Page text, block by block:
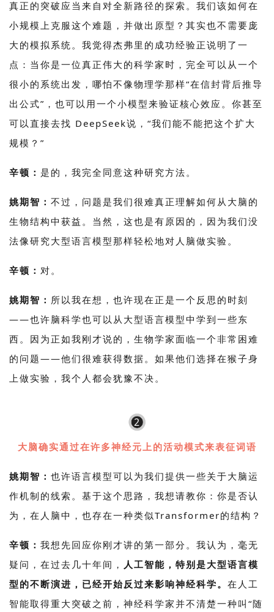
真正的突破应当来自对全新路径的探索。我们该如何在
小规模上克服这个难题，并做出原型？其实也不需要庞
大的模拟系统。我觉得杰弗里的成功经验正说明了一
点：当你是一位真正伟大的科学家时，完全可以从一个
很小的系统出发，哪怕不像物理学那样“在信封背后推导
出公式”，也可以用一个小模型来验证核心效应。你甚至
可以直接去找 DeepSeek说，“我们能不能把这个扩大
规模？”
辛顿： 是的，我完全同意这种研究方法。
姚期智： 不过，问题是我们很难真正理解如何从大脑的
生物结构中获益。当然，这也是有原因的，因为我们没
法像研究大型语言模型那样轻松地对人脑做实验。
辛顿： 对。
姚期智： 所以我在想，也许现在正是一个反思的时刻
——也许脑科学也可以从大型语言模型中学到一些东
西。因为正如我刚才说的，生物学家面临一个非常困难
的问题——他们很难获得数据。如果他们选择在猴子身
上做实验，我个人都会犹豫不决。
2
大脑确实通过在许多神经元上的活动模式来表征词语
姚期智： 也许语言模型可以为我们提供一些关于大脑运
作机制的线索。基于这个思路，我想请教你：你是否认
为，在人脑中，也存在一种类似Transformer的结构？
辛顿： 我想先回应你刚才讲的第一部分。我认为，毫无
疑问，在过去几十年间， 人工智能，特别是大型语言模
型的不断演进，已经开始反过来影响神经科学。 在人工
智能取得重大突破之前，神经科学家并不清楚一种叫“随